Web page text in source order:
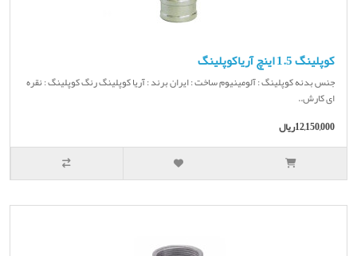
کوپلینگ 1.5 اینچ آریاکوپلینگ
جنس بدنه کوپلینگ : آلومینیوم ساخت : ایران برند : آریا کوپلینگ رنگ کوپلینگ : نقره
ای کارش..
12,150,000ریال